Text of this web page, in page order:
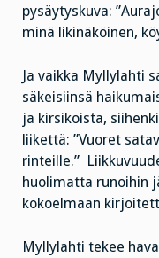
pysäytyskuva:
minä likinäköinen,
Ja vaikka Myllylahti
säkeisiinsä
ja kirsikoista,
liikettä: ”Vuoret
rinteille.”
huolimatta runoihin
kokoelmaan
Myllylahti tekee